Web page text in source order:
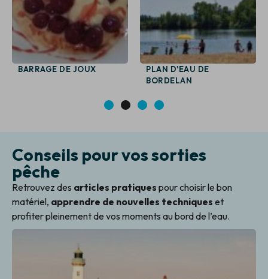
BARRAGE DE JOUX
PLAN D'EAU DE
BORDELAN
3 4
Conseils pour vos sorties
pêche
Retrouvez des articles pratiques pour choisir le bon
matériel, apprendre de nouvelles techniques et
profiter pleinement de vos moments au bord de l’eau.